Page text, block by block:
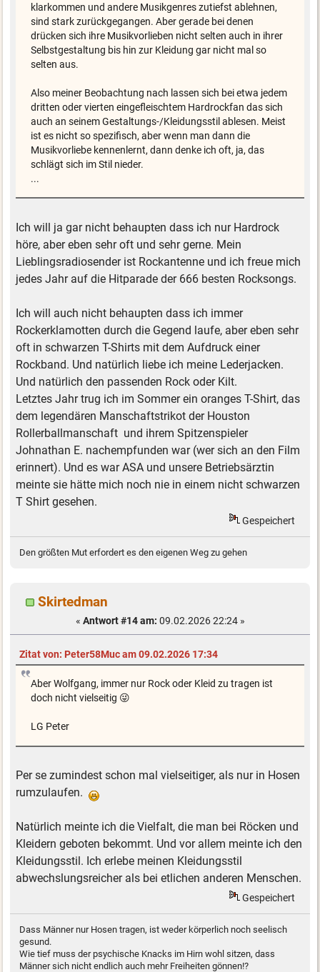
klarkommen und andere Musikgenres zutiefst ablehnen,
sind stark zurückgegangen. Aber gerade bei denen
drücken sich ihre Musikvorlieben nicht selten auch in ihrer
Selbstgestaltung bis hin zur Kleidung gar nicht mal so
selten aus.
Also meiner Beobachtung nach lassen sich bei etwa jedem
dritten oder vierten eingefleischtem Hardrockfan das sich
auch an seinem Gestaltungs-/Kleidungsstil ablesen. Meist
ist es nicht so spezifisch, aber wenn man dann die
Musikvorliebe kennenlernt, dann denke ich oft, ja, das
schlägt sich im Stil nieder.
...
Ich will ja gar nicht behaupten dass ich nur Hardrock
höre, aber eben sehr oft und sehr gerne. Mein
Lieblingsradiosender ist Rockantenne und ich freue mich
jedes Jahr auf die Hitparade der 666 besten Rocksongs.
Ich will auch nicht behaupten dass ich immer
Rockerklamotten durch die Gegend laufe, aber eben sehr
oft in schwarzen T-Shirts mit dem Aufdruck einer
Rockband. Und natürlich liebe ich meine Lederjacken.
Und natürlich den passenden Rock oder Kilt.
Letztes Jahr trug ich im Sommer ein oranges T-Shirt, das
dem legendären Manschaftstrikot der Houston
Rollerballmanschaft und ihrem Spitzenspieler
Johnathan E. nachempfunden war (wer sich an den Film
erinnert). Und es war ASA und unsere Betriebsärztin
meinte sie hätte mich noch nie in einem nicht schwarzen
T Shirt gesehen.
Gespeichert
Den größten Mut erfordert es den eigenen Weg zu gehen
Skirtedman
« Antwort #14 am: 09.02.2026 22:24 »
Zitat von: Peter58Muc am 09.02.2026 17:34
Aber Wolfgang, immer nur Rock oder Kleid zu tragen ist
doch nicht vielseitig 😜
LG Peter
Per se zumindest schon mal vielseitiger, als nur in Hosen
rumzulaufen.
Natürlich meinte ich die Vielfalt, die man bei Röcken und
Kleidern geboten bekommt. Und vor allem meinte ich den
Kleidungsstil. Ich erlebe meinen Kleidungsstil
abwechslungsreicher als bei etlichen anderen Menschen.
Gespeichert
Dass Männer nur Hosen tragen, ist weder körperlich noch seelisch
gesund.
Wie tief muss der psychische Knacks im Hirn wohl sitzen, dass
Männer sich nicht endlich auch mehr Freiheiten gönnen!?